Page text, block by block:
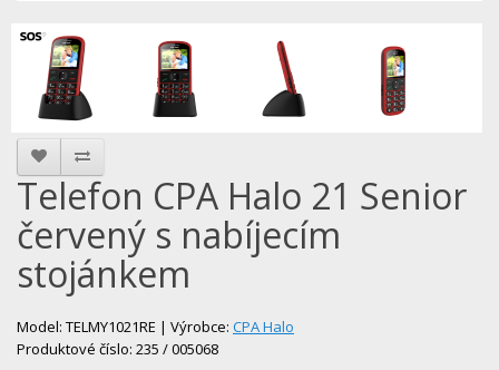
Telefon CPA Halo 21 Senior
červený s nabíjecím
stojánkem
Model: TELMY1021RE | Výrobce: CPA Halo
Produktové číslo: 235 / 005068